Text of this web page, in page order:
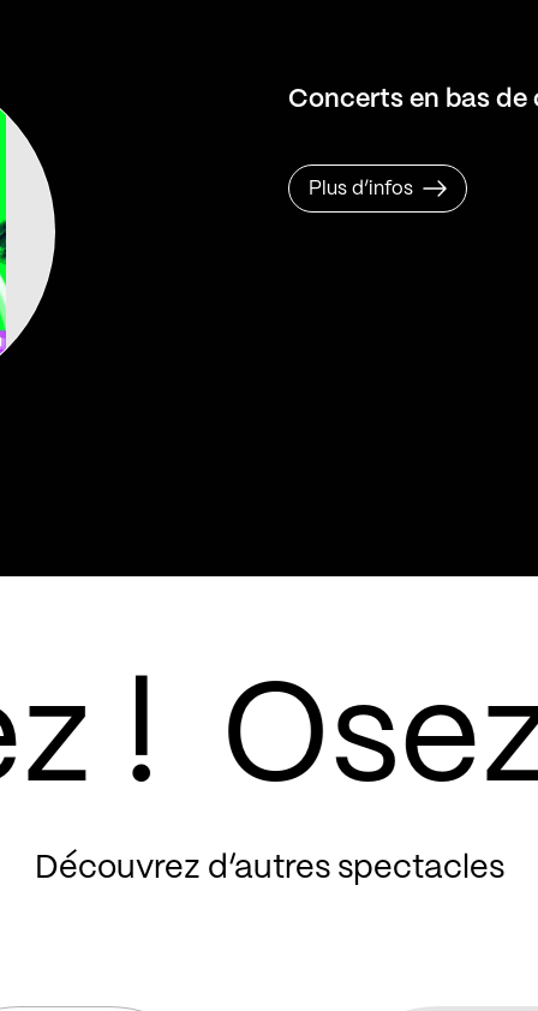
Concerts en bas de
Plus d’infos
Découvrez d’autres spectacles